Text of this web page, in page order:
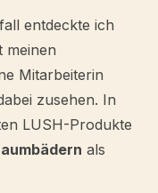
entdeckte ich
meinen
Mitarbeiterin
zusehen. In
LUSH-Produkte
als